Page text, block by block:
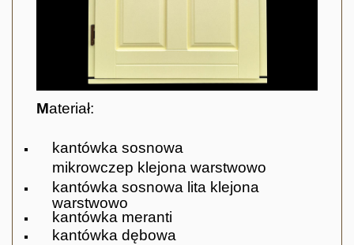
Materiał:
kantówka sosnowa
mikrowczep klejona warstwowo
kantówka sosnowa lita klejona
warstwowo
kantówka meranti
kantówka dębowa